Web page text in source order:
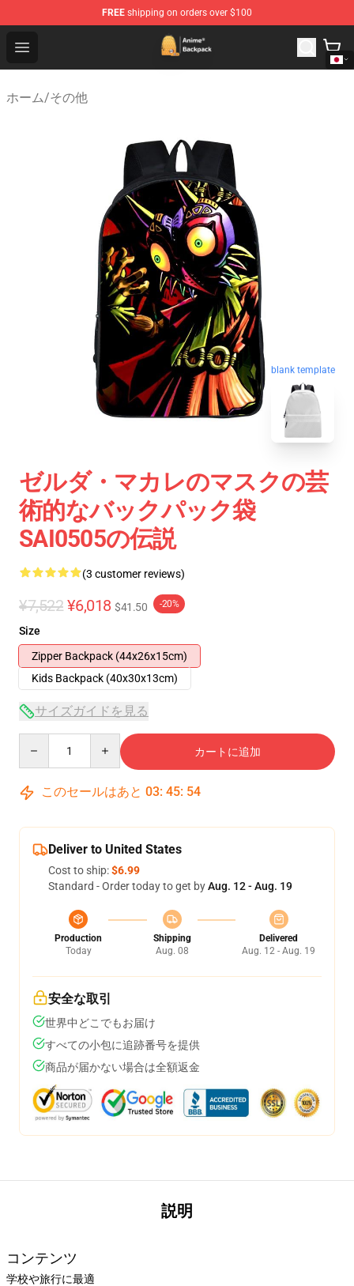
FREE shipping on orders over $100
Open menu
Anime Backpack Shop - Official Anime Backpack Store
ホーム/その他
blank template
ゼルダ・マカレのマスクの芸
術的なバックパック袋
SAI0505の伝説
(3 customer reviews)
¥7,522 ¥6,018 $41.50 -20%
Size
Zipper Backpack (44x26x15cm)
Kids Backpack (40x30x13cm)
サイズガイドを見る
カートに追加
このセールはあと 03: 45: 54
Deliver to United States
Cost to ship:$6.99
Standard - Order today to get byAug. 12 - Aug. 19
Production
Today
Shipping
Aug. 08
Delivered
Aug. 12 - Aug. 19
安全な取引
世界中どこでもお届け
すべての小包に追跡番号を提供
商品が届かない場合は全額返金
説明
コンテンツ
学校や旅行に最適